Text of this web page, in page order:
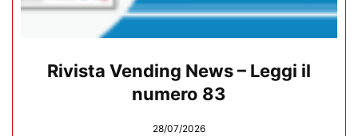
Rivista Vending News – Leggi il
numero 83
28/07/2026